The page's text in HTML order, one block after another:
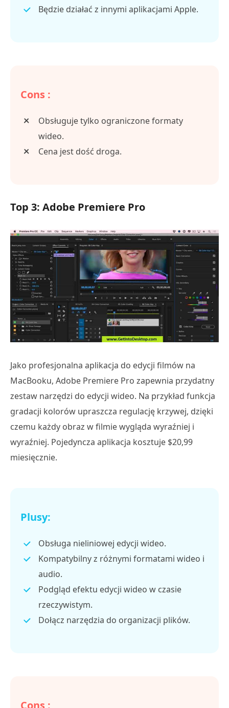
Będzie działać z innymi aplikacjami Apple.
Cons :
Obsługuje tylko ograniczone formaty
wideo.
Cena jest dość droga.
Top 3: Adobe Premiere Pro
Jako profesjonalna aplikacja do edycji filmów na
MacBooku, Adobe Premiere Pro zapewnia przydatny
zestaw narzędzi do edycji wideo. Na przykład funkcja
gradacji kolorów upraszcza regulację krzywej, dzięki
czemu każdy obraz w filmie wygląda wyraźniej i
wyraźniej. Pojedyncza aplikacja kosztuje $20,99
miesięcznie.
Plusy:
Obsługa nieliniowej edycji wideo.
Kompatybilny z różnymi formatami wideo i
audio.
Podgląd efektu edycji wideo w czasie
rzeczywistym.
Dołącz narzędzia do organizacji plików.
Cons :